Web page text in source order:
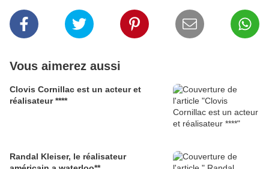
Vous aimerez aussi
Clovis Cornillac est un acteur et
réalisateur ****
Randal Kleiser, le réalisateur